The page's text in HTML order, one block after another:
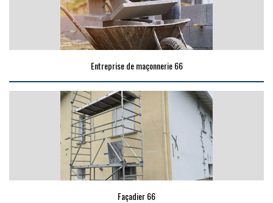
Entreprise de maçonnerie 66
Façadier 66